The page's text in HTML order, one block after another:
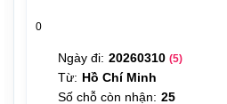
0
Ngày đi: 20260310 (5)
Từ: Hồ Chí Minh
Số chỗ còn nhận: 25